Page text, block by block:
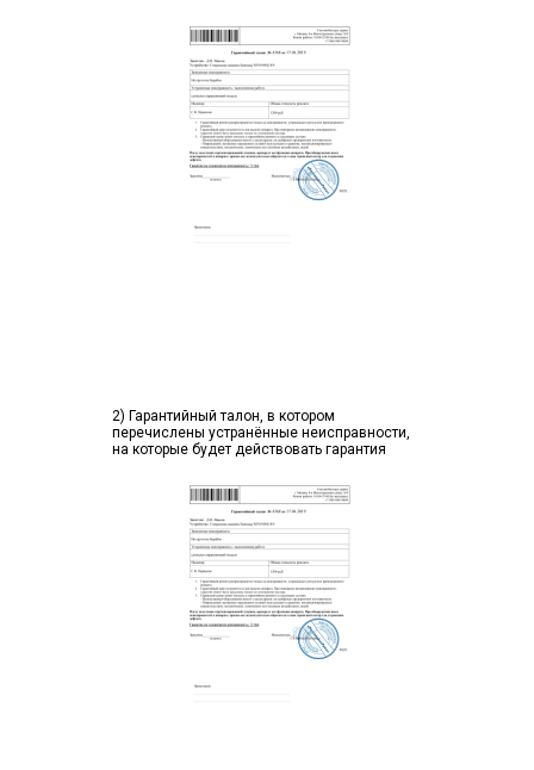
2) Гарантийный талон, в котором
перечислены устранённые неисправности,
на которые будет действовать гарантия